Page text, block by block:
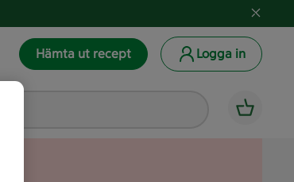
Hämta ut recept Logga in